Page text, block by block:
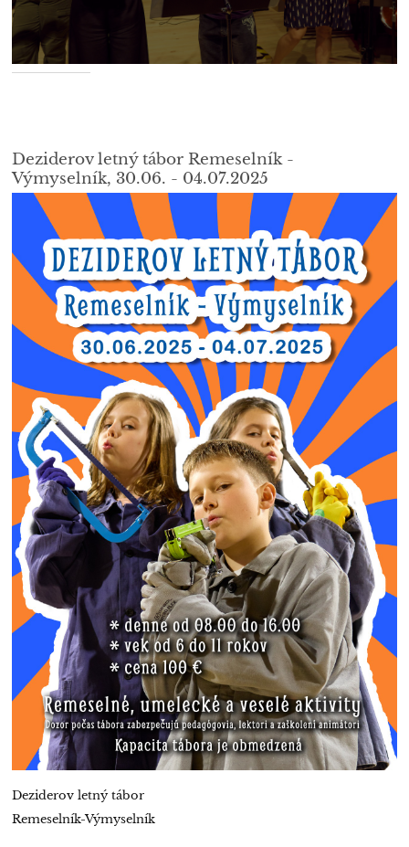
Deziderov letný tábor Remeselník -
Výmyselník, 30.06. - 04.07.2025
Deziderov letný tábor
Remeselník-Výmyselník